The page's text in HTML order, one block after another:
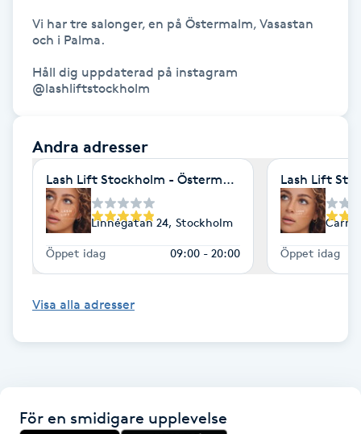
Medicinsk massage
Meditation
Medium
Megavolymfransar
Melasma
Mesoterapi
Microshading
N
Vi har tre salonger, en på Östermalm, Vasastan
och i Palma.
Håll dig uppdaterad på instagram
@lashliftstockholm
Andra adresser
Lash Lift Stockholm - Östermalm
Linnégatan 24, Stockholm
Öppet idag 09:00 - 20:00
Lash Lift
Öppet idag
Visa alla adresser
För en smidigare upplevelse